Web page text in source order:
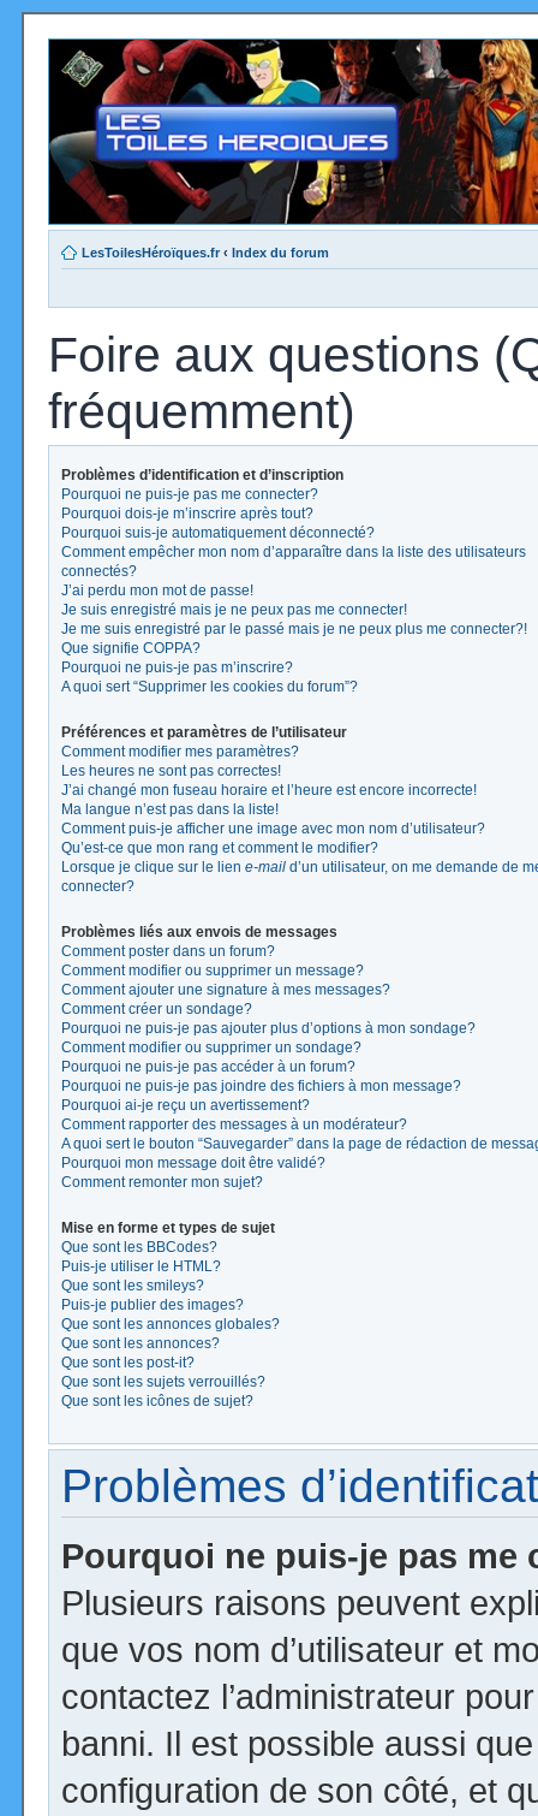
LesToilesHéroïques.fr ‹ Index du forum
Foire aux questions
fréquemment)
Problèmes d’identification et d’inscription
Pourquoi ne puis-je pas me connecter?
Pourquoi dois-je m’inscrire après tout?
Pourquoi suis-je automatiquement déconnecté?
Comment empêcher mon nom d’apparaître dans la liste des utilisateurs
connectés?
J’ai perdu mon mot de passe!
Je suis enregistré mais je ne peux pas me connecter!
Je me suis enregistré par le passé mais je ne peux plus me connecter?!
Que signifie COPPA?
Pourquoi ne puis-je pas m’inscrire?
A quoi sert “Supprimer les cookies du forum”?
Préférences et paramètres de l’utilisateur
Comment modifier mes paramètres?
Les heures ne sont pas correctes!
J’ai changé mon fuseau horaire et l’heure est encore incorrecte!
Ma langue n’est pas dans la liste!
Comment puis-je afficher une image avec mon nom d’utilisateur?
Qu’est-ce que mon rang et comment le modifier?
Lorsque je clique sur le lien e-mail d’un utilisateur, on me demande de
connecter?
Problèmes liés aux envois de messages
Comment poster dans un forum?
Comment modifier ou supprimer un message?
Comment ajouter une signature à mes messages?
Comment créer un sondage?
Pourquoi ne puis-je pas ajouter plus d’options à mon sondage?
Comment modifier ou supprimer un sondage?
Pourquoi ne puis-je pas accéder à un forum?
Pourquoi ne puis-je pas joindre des fichiers à mon message?
Pourquoi ai-je reçu un avertissement?
Comment rapporter des messages à un modérateur?
A quoi sert le bouton “Sauvegarder” dans la page de rédaction de
Pourquoi mon message doit être validé?
Comment remonter mon sujet?
Mise en forme et types de sujet
Que sont les BBCodes?
Puis-je utiliser le HTML?
Que sont les smileys?
Puis-je publier des images?
Que sont les annonces globales?
Que sont les annonces?
Que sont les post-it?
Que sont les sujets verrouillés?
Que sont les icônes de sujet?
Problèmes
Pourquoi ne puis-je pas me
Plusieurs raisons peuvent
que vos nom d’utilisateur et
contactez l’administrateur
banni. Il est possible aussi
configuration de son côté, et